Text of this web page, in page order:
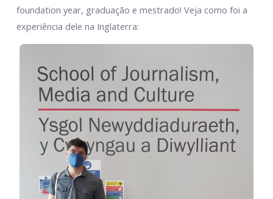
foundation year, graduação e mestrado! Veja como foi a
experiência dele na Inglaterra: